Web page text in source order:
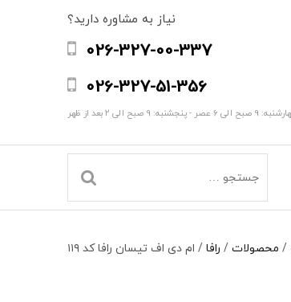
نیاز به مشاوره دارید؟
026-327-00-337
026-327-51-356
9 صبح الی 2 بعد از ظهر
/ محصولات / رافا / ام دی اف تیسان رافا کد ۱۱۹